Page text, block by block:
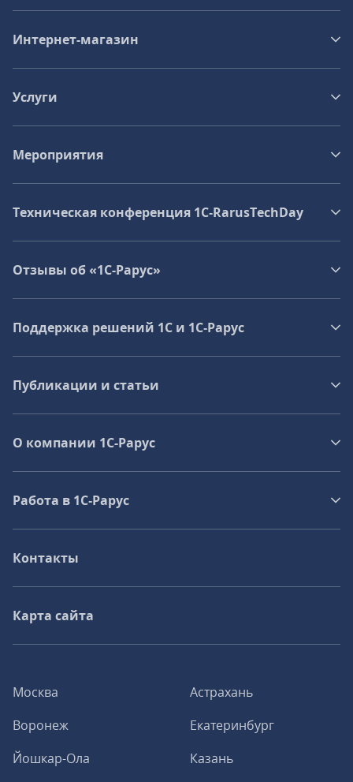
Москва
Астрахань
Воронеж
Екатеринбург
Йошкар-Ола
Казань
Интернет-магазин
Услуги
Мероприятия
Техническая конференция 1C‑RarusTechDay
Отзывы об «1С-Рарус»
Поддержка решений 1С и 1С‑Рарус
Публикации и статьи
О компании 1C-Рарус
Работа в 1С‑Рарус
Контакты
Карта сайта